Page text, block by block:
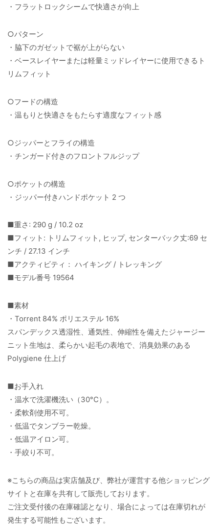
・フラットロックシームで快適さが向上
○パターン
・脇下のガゼットで裾が上がらない
・ベースレイヤーまたは軽量ミッドレイヤーに使用できるト
リムフィット
○フードの構造
・温もりと快適さをもたらす適度なフィット感
○ジッパーとフライの構造
・チンガード付きのフロントフルジップ
○ポケットの構造
・ジッパー付きハンドポケット 2 つ
■重さ: 290 g / 10.2 oz
■フィット: トリムフィット, ヒップ, センターバック丈:69 セ
ンチ / 27.13 インチ
■アクティビティ： ハイキング / トレッキング
■モデル番号 19564
■素材
・Torrent 84% ポリエステル 16%
スパンデックス透湿性、通気性、伸縮性を備えたジャージー
ニット生地は、柔らかい起毛の表地で、消臭効果のある
Polygiene 仕上げ
■お手入れ
・温水で洗濯機洗い（30°C）。
・柔軟剤使用不可。
・低温でタンブラー乾燥。
・低温アイロン可。
・手絞り不可。
※こちらの商品は実店舗及び、弊社が運営する他ショッピング
サイトと在庫を共有して販売しております。
ご注文受付後の在庫確認となり、場合によっては在庫切れが
発生する可能性もございます。